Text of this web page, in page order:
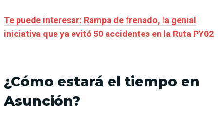
Te puede interesar: Rampa de frenado, la genial
iniciativa que ya evitó 50 accidentes en la Ruta PY02
¿Cómo estará el tiempo en
Asunción?